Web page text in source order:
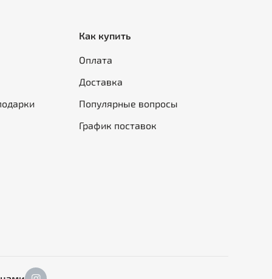
Как купить
Оплата
Доставка
Популярные вопросы
График поставок